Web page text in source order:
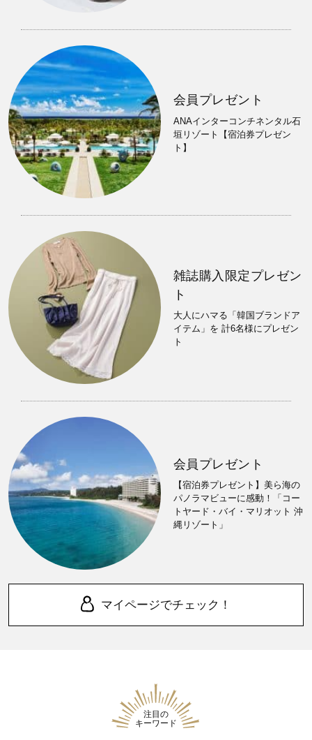
会員プレゼント
ANAインターコンチネンタル石
垣リゾート【宿泊券プレゼン
ト】
雑誌購入限定プレゼン
ト
大人にハマる「韓国ブランドア
イテム」を 計6名様にプレゼン
ト
会員プレゼント
【宿泊券プレゼント】美ら海の
パノラマビューに感動！「コー
トヤード・バイ・マリオット 沖
縄リゾート」
マイページでチェック！
注目の
キーワード